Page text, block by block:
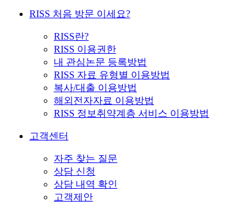
RISS 처음 방문 이세요?
RISS란?
RISS 이용권한
내 관심논문 등록방법
RISS 자료 유형별 이용방법
복사/대출 이용방법
해외전자자료 이용방법
RISS 정보취약계층 서비스 이용방법
고객센터
자주 찾는 질문
상담 신청
상담 내역 확인
고객제안